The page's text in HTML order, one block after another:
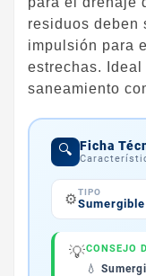
residuos deben
impulsión para
estrechas.
saneamiento
🔍 Ficha
⚙️TIPO
Sumergible
💡CONSEJO
💧